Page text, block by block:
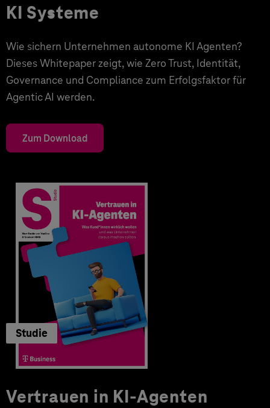
KI Systeme
Wie sichern Unternehmen autonome KI Agenten?
Dieses Whitepaper zeigt, wie Zero Trust, Identität,
Governance und Compliance zum Erfolgsfaktor für
Agentic AI werden.
Zum Download
Studie
Vertrauen in KI-Agenten